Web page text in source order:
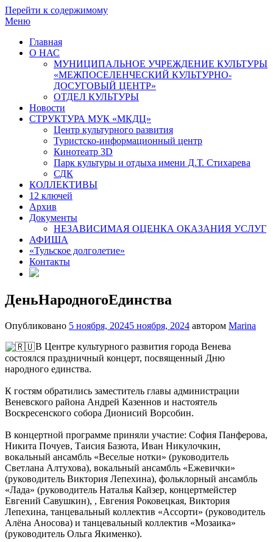
Перейти к содержимому
Меню
Главная
О НАС
МУНИЦИПАЛЬНОЕ УЧРЕЖДЕНИЕ КУЛЬТУРЫ
«МЕЖПОСЕЛЕНЧЕСКИЙ КУЛЬТУРНО-
ДОСУГОВЫЙ ЦЕНТР»
ОТДЕЛ КУЛЬТУРЫ
Новости
СТРУКТУРА МУК «МКДЦ»
Центр культурного развития
Туристско-информационный центр
Кинотеатр 3D
Парк культуры и отдыха имени Д.Т. Стихарева
СДК
КОЛЛЕКТИВЫ
12 ключей
Архив
Документы
НЕЗАВИСИМАЯ ОЦЕНКА ОКАЗАНИЯ УСЛУГ
АФИША
«Тульское долголетие»
Контакты
ДеньНародногоЕдинства
Опубликовано 5 ноября, 20245 ноября, 2024 автором Marina
В Центре культурного развития города Венева
состоялся праздничный концерт, посвященный Дню
народного единства.
К гостям обратились заместитель главы администрации
Веневского района Андрей Казеннов и настоятель
Воскресенского собора Дионисий Ворсобин.
В концертной программе приняли участие: София Панферова,
Никита Почуев, Таисия Базюта, Иван Никулочкин,
вокальный ансамбль «Веселые нотки» (руководитель
Светлана Алтухова), вокальный ансамбль «Ежевички»
(руководитель Виктория Лепехина), фольклорный ансамбль
«Лада» (руководитель Наталья Кайзер, концертмейстер
Евгений Савушкин), , Евгения Роковецкая, Виктория
Лепехина, танцевальный коллектив «Ассорти» (руководитель
Алёна Аносова) и танцевальный коллектив «Мозаика»
(руководитель Ольга Якименко).